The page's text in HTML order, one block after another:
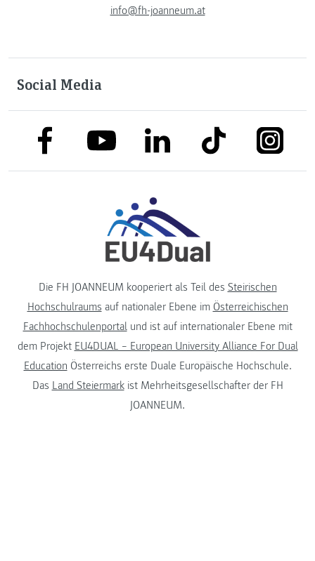
info@fh-joanneum.at
Social Media
link to facebooklink to youtubelink to linkedinlink to tiktok
Die FH JOANNEUM kooperiert als Teil des Steirischen
Hochschulraums auf nationaler Ebene im Österreichischen
Fachhochschulenportalund ist auf internationaler Ebene mit
dem Projekt EU4DUAL – European University Alliance For Dual
Education Österreichs erste Duale Europäische Hochschule.
Das Land Steiermarkist Mehrheitsgesellschafter der FH
JOANNEUM.